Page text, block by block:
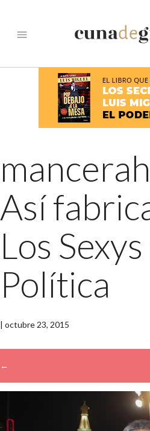
menu
Así
Los
Política
| octubre 23, 2015
←